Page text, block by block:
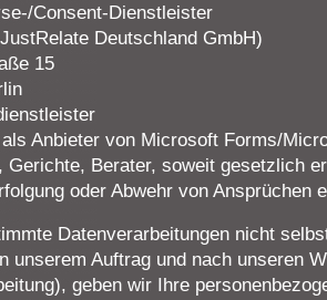
Consent-Dienstleister
Deutschland GmbH)
15
Anbieter von Microsoft Forms/
Gerichte, Berater, soweit gesetzlich
oder Abwehr von Ansprüchen
Datenverarbeitungen nicht
unserem Auftrag und nach unseren
geben wir Ihre